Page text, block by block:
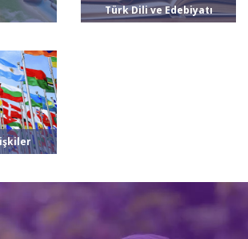
Türk Dili ve Edebiyatı